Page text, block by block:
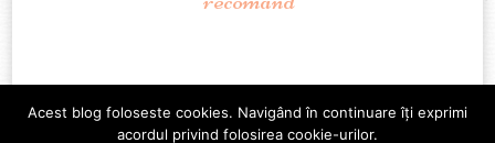
Acest blog foloseste cookies. Navigând în continuare îți exprimi
acordul privind folosirea cookie-urilor.